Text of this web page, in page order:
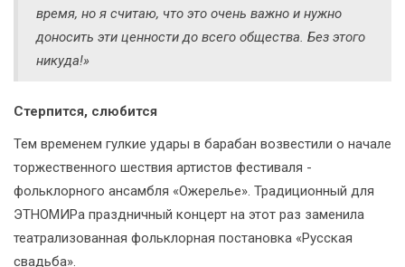
время, но я считаю, что это очень важно и нужно
доносить эти ценности до всего общества. Без этого
никуда!»
Стерпится, слюбится
Тем временем гулкие удары в барабан возвестили о начале
торжественного шествия артистов фестиваля -
фольклорного ансамбля «Ожерелье». Традиционный для
ЭТНОМИРа праздничный концерт на этот раз заменила
театрализованная фольклорная постановка «Русская
свадьба».